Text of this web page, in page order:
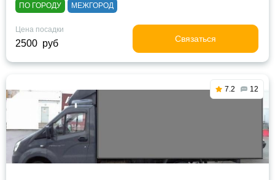
ПО ГОРОДУ МЕЖГОРОД
Цена посадки
2500 руб Связаться
7.2 12